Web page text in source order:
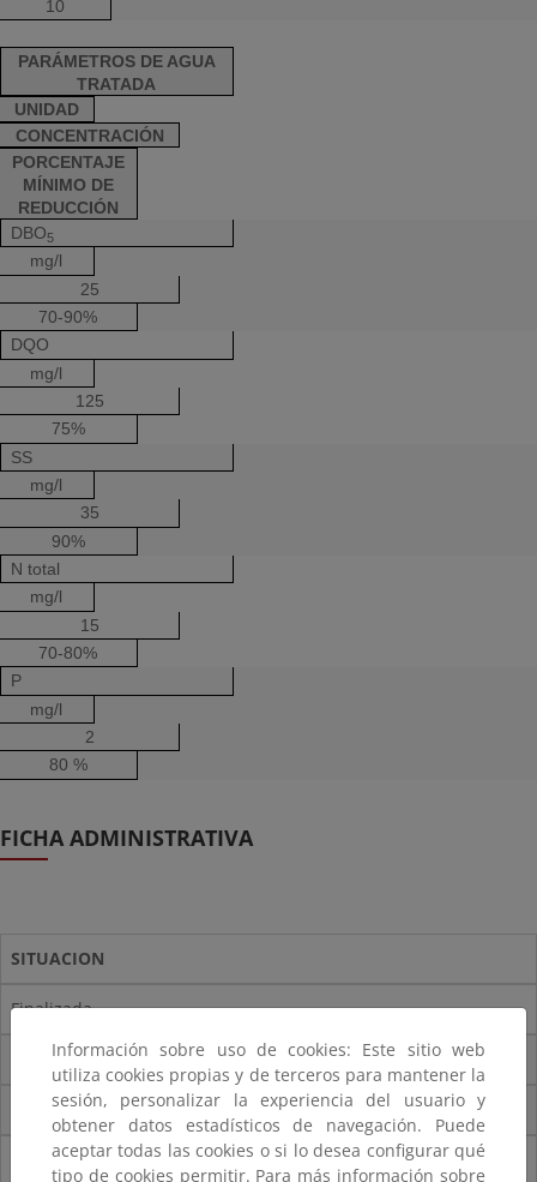
10
PARÁMETROS DE AGUA
TRATADA
UNIDAD
CONCENTRACIÓN
PORCENTAJE
MÍNIMO DE
REDUCCIÓN
DBO5
mg/l
25
70-90%
DQO
mg/l
125
75%
SS
mg/l
35
90%
N total
mg/l
15
70-80%
P
mg/l
2
80 %
FICHA ADMINISTRATIVA
SITUACION
Finalizada
Anteproyecto
INYPSA
Presupuesto vigente (IVA incluido)
Información sobre uso de cookies: Este sitio web
utiliza cookies propias y de terceros para mantener la
sesión, personalizar la experiencia del usuario y
obtener datos estadísticos de navegación. Puede
aceptar todas las cookies o si lo desea configurar qué
tipo de cookies permitir. Para más información sobre